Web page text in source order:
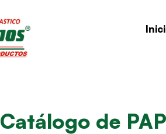
Catálogo de